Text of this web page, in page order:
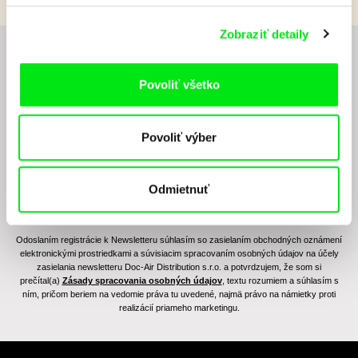
Zobraziť detaily
Povoliť všetko
Povoliť výber
Odmietnuť
Chcete byť pravidelne informovaní o novinkách v
junior programe?
Odoslaním registrácie k Newsletteru súhlasím so zasielaním obchodných oznámení
elektronickými prostriedkami a súvisiacim spracovaním osobných údajov na účely
zasielania newsletteru Doc-Air Distribution s.r.o. a potvrdzujem, že som si
prečítal(a) Zásady spracovania osobných údajov, textu rozumiem a súhlasím s
ním, pričom beriem na vedomie práva tu uvedené, najmä právo na námietky proti
realizácií priameho marketingu.